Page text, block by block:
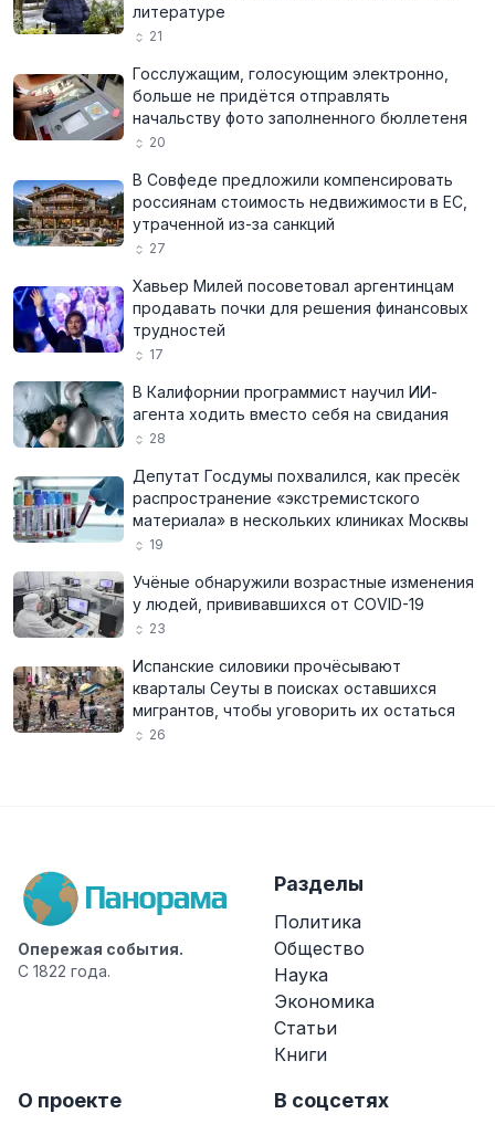
литературе
21
Госслужащим, голосующим электронно,
больше не придётся отправлять
начальству фото заполненного бюллетеня
20
В Совфеде предложили компенсировать
россиянам стоимость недвижимости в ЕС,
утраченной из-за санкций
27
Хавьер Милей посоветовал аргентинцам
продавать почки для решения финансовых
трудностей
17
В Калифорнии программист научил ИИ-
агента ходить вместо себя на свидания
28
Депутат Госдумы похвалился, как пресёк
распространение «экстремистского
материала» в нескольких клиниках Москвы
19
Учёные обнаружили возрастные изменения
у людей, прививавшихся от COVID-19
23
Испанские силовики прочёсывают
кварталы Сеуты в поисках оставшихся
мигрантов, чтобы уговорить их остаться
26
Опережая события.
С 1822 года.
Разделы
Политика
Общество
Наука
Экономика
Статьи
Книги
О проекте В соцсетях